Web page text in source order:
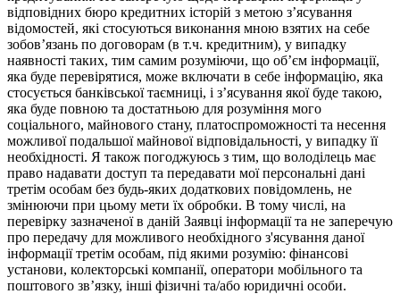
відповідних бюро кредитних історій з метою з’ясування
відомостей, які стосуються виконання мною взятих на себе
зобов’язань по договорам (в т.ч. кредитним), у випадку
наявності таких, тим самим розуміючи, що об’єм інформації,
яка буде перевірятися, може включати в себе інформацію, яка
стосується банківської таємниці, і з’ясування якої буде такою,
яка буде повною та достатньою для розуміння мого
соціального, майнового стану, платоспроможності та несення
можливої подальшої майнової відповідальності, у випадку її
необхідності. Я також погоджуюсь з тим, що володілець має
право надавати доступ та передавати мої персональні дані
третім особам без будь-яких додаткових повідомлень, не
змінюючи при цьому мети їх обробки. В тому числі, на
перевірку зазначеної в даній Заявці інформації та не заперечую
про передачу для можливого необхідного з'ясування даної
інформації третім особам, під якими розумію: фінансові
установи, колекторські компанії, оператори мобільного та
поштового зв’язку, інші фізичні та/або юридичні особи.